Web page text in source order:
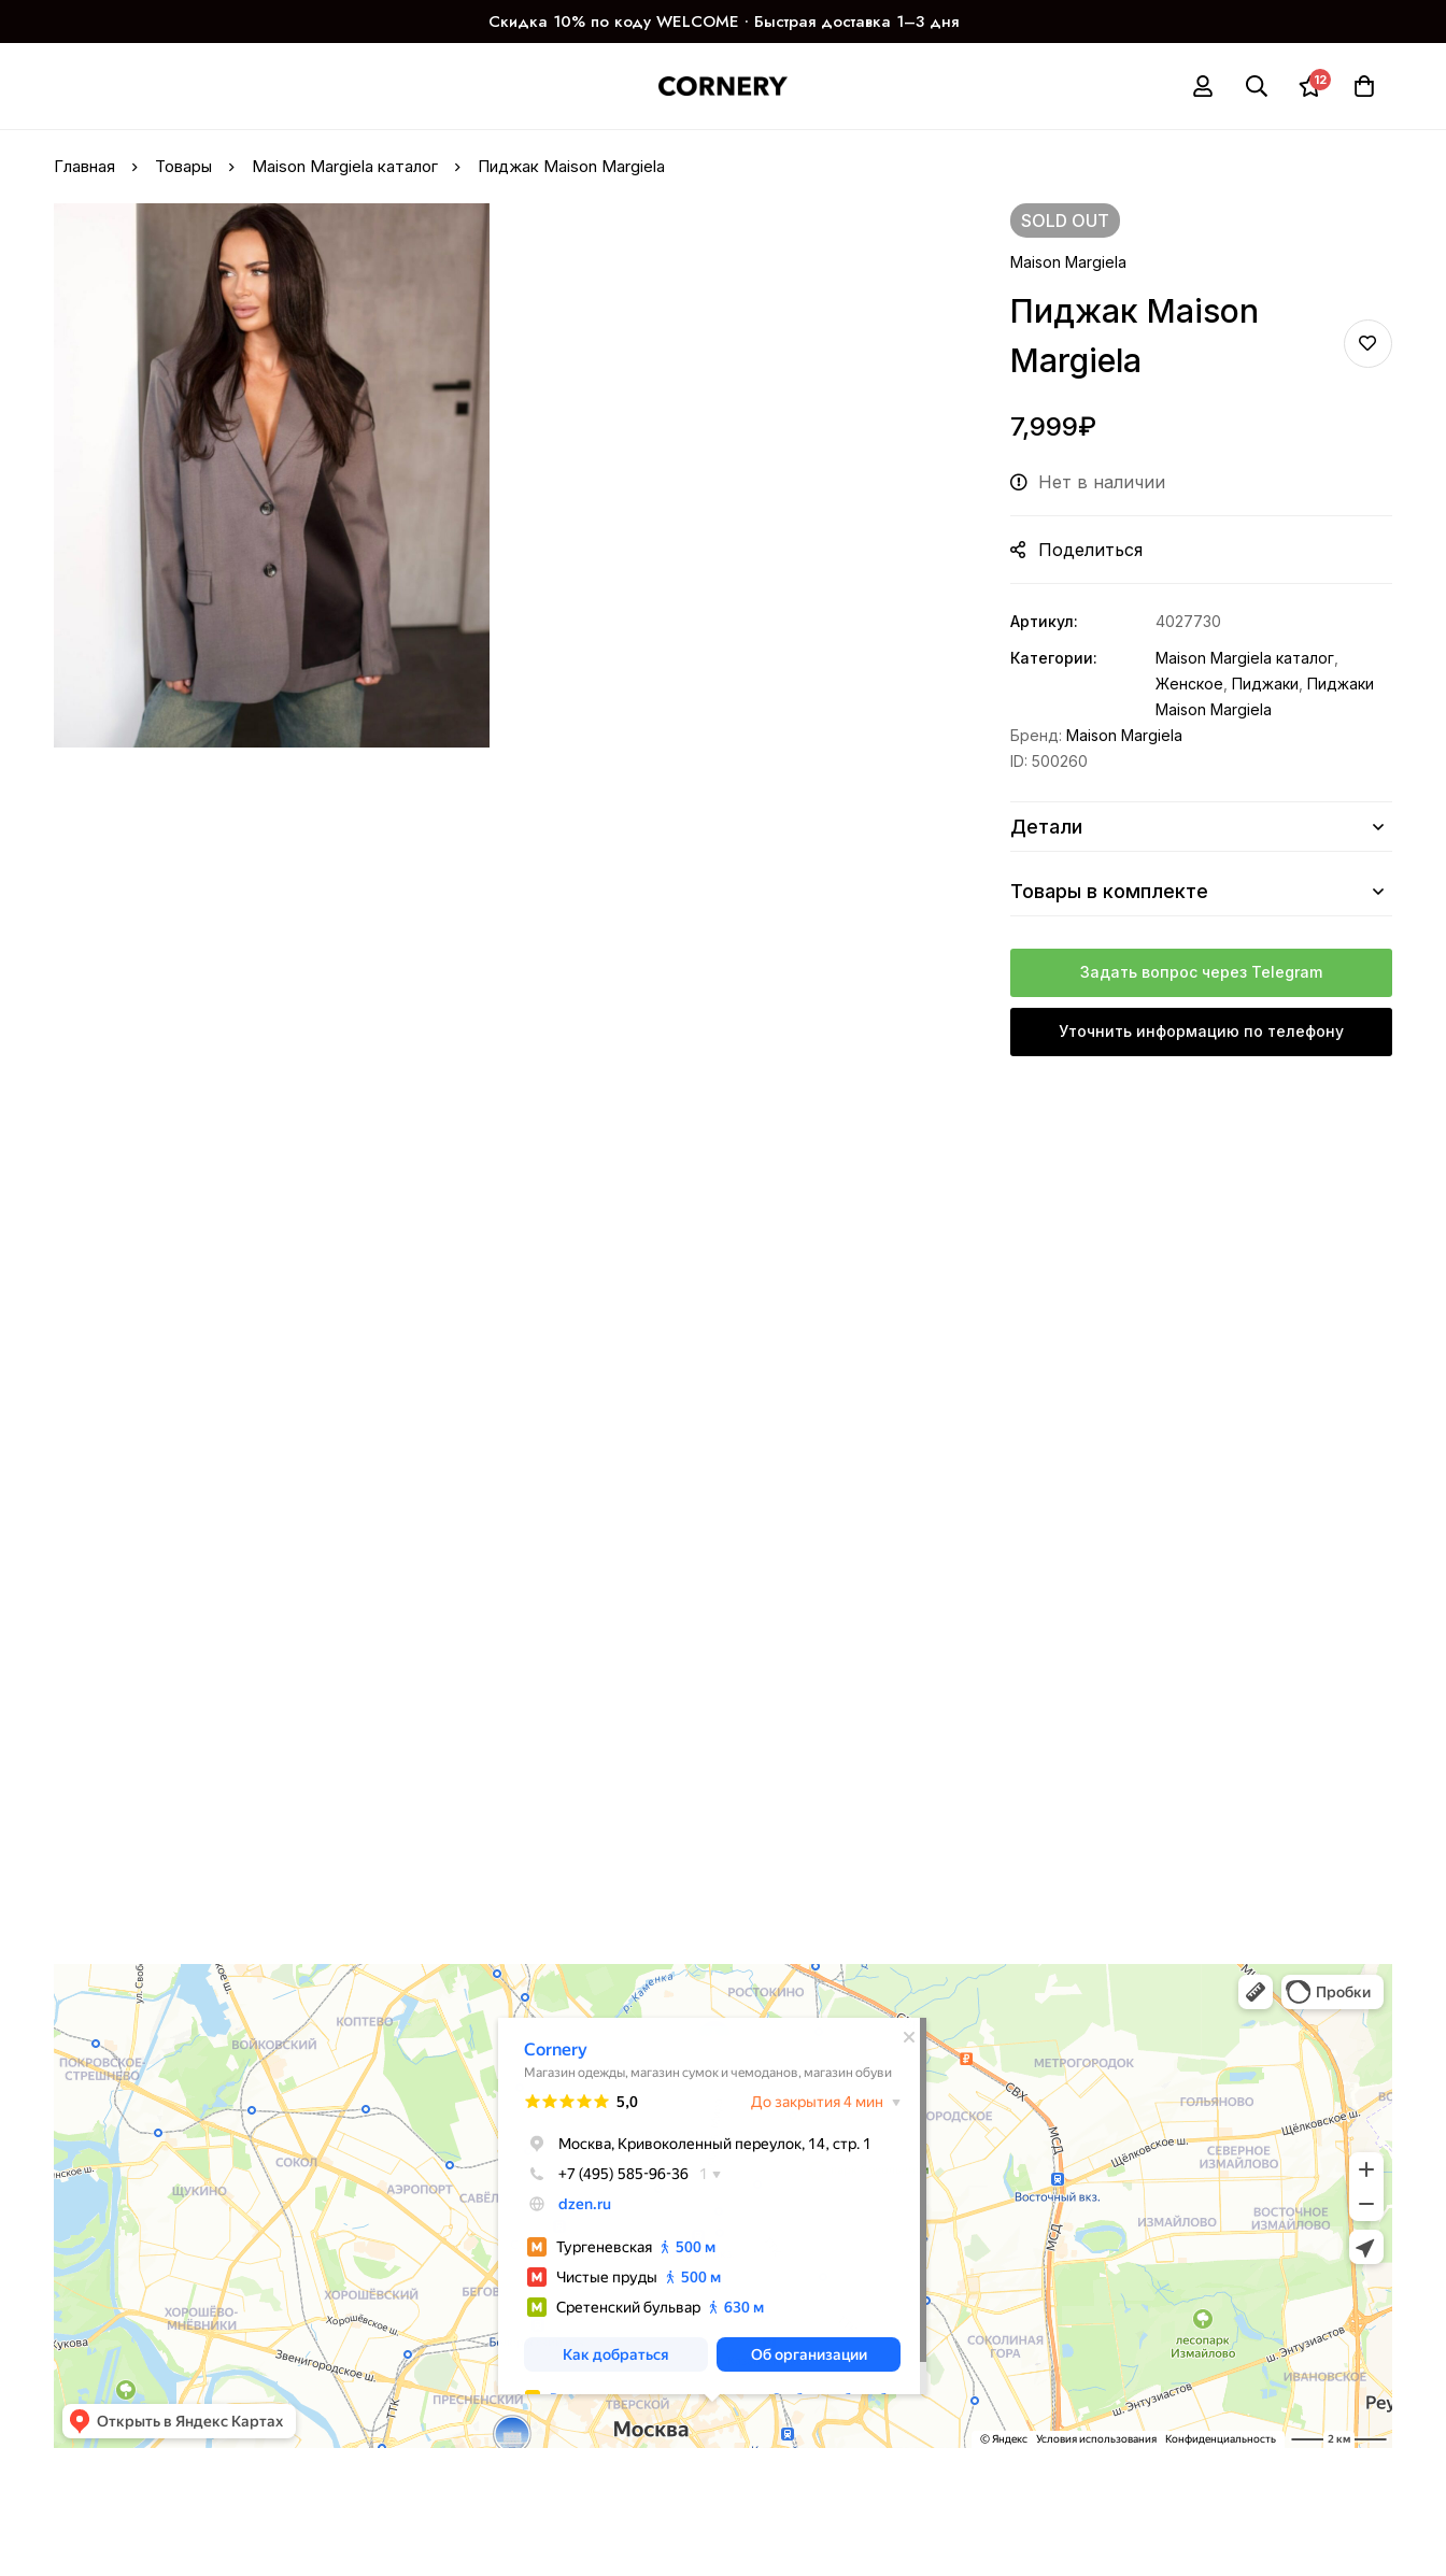
Скидка 10% по коду WELCOME ∙ Быстрая доставка 1–3 дня
12
Главная Товары Maison Margiela каталог Пиджак Maison Margiela
SOLD OUT
Maison Margiela
Пиджак Maison
Margiela
7,999₽
Нет в наличии
Поделиться
Артикул:
4027730
Категории:
Maison Margiela каталог
Женское ,Пиджаки ,Пиджаки
Maison Margiela
Бренд:Maison Margiela
ID:500260
Детали
Товары в комплекте
Задать вопрос через Telegram
Уточнить информацию по телефону